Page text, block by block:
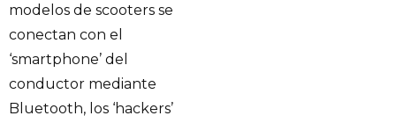
modelos de scooters se
conectan con el
‘smartphone’ del
conductor mediante
Bluetooth, los ‘hackers’